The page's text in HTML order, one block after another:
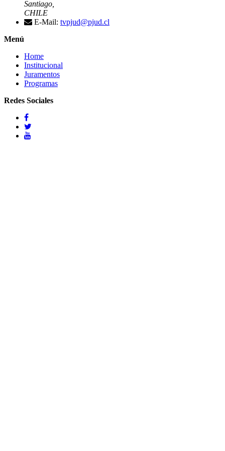
Santiago,
CHILE
E-Mail: tvpjud@pjud.cl
Menú
Home
Institucional
Juramentos
Programas
Redes Sociales